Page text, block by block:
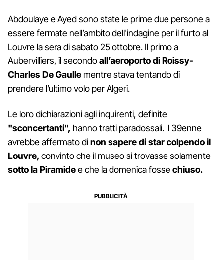
Abdoulaye e Ayed sono state le prime due persone a
essere fermate nell’ambito dell'indagine per il furto al
Louvre la sera di sabato 25 ottobre. Il primo a
Aubervilliers, il secondoall’aeroporto di Roissy-
Charles De Gaulle mentre stava tentando di
prendere l’ultimo volo per Algeri.
Le loro dichiarazioni agli inquirenti, definite
"sconcertanti", hanno tratti paradossali. Il 39enne
avrebbe affermato dinon sapere di star colpendo il
Louvre, convinto che il museo si trovasse solamente
sotto la Piramidee che la domenica fossechiuso.